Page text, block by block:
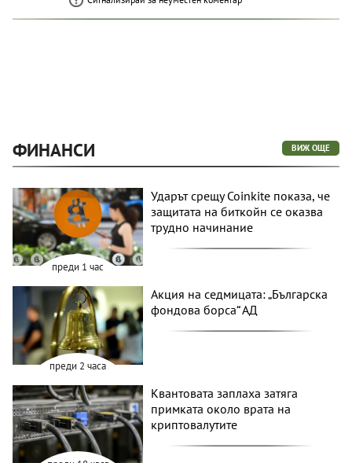
ФИНАНСИ ВИЖ ОЩЕ
преди 1 час
Ударът срещу Coinkite показа, че
защитата на биткойн се оказва
трудно начинание
преди 2 часа
Акция на седмицата: „Българска
фондова борса“ АД
Квантовата заплаха затяга
примката около врата на
криптовалутите